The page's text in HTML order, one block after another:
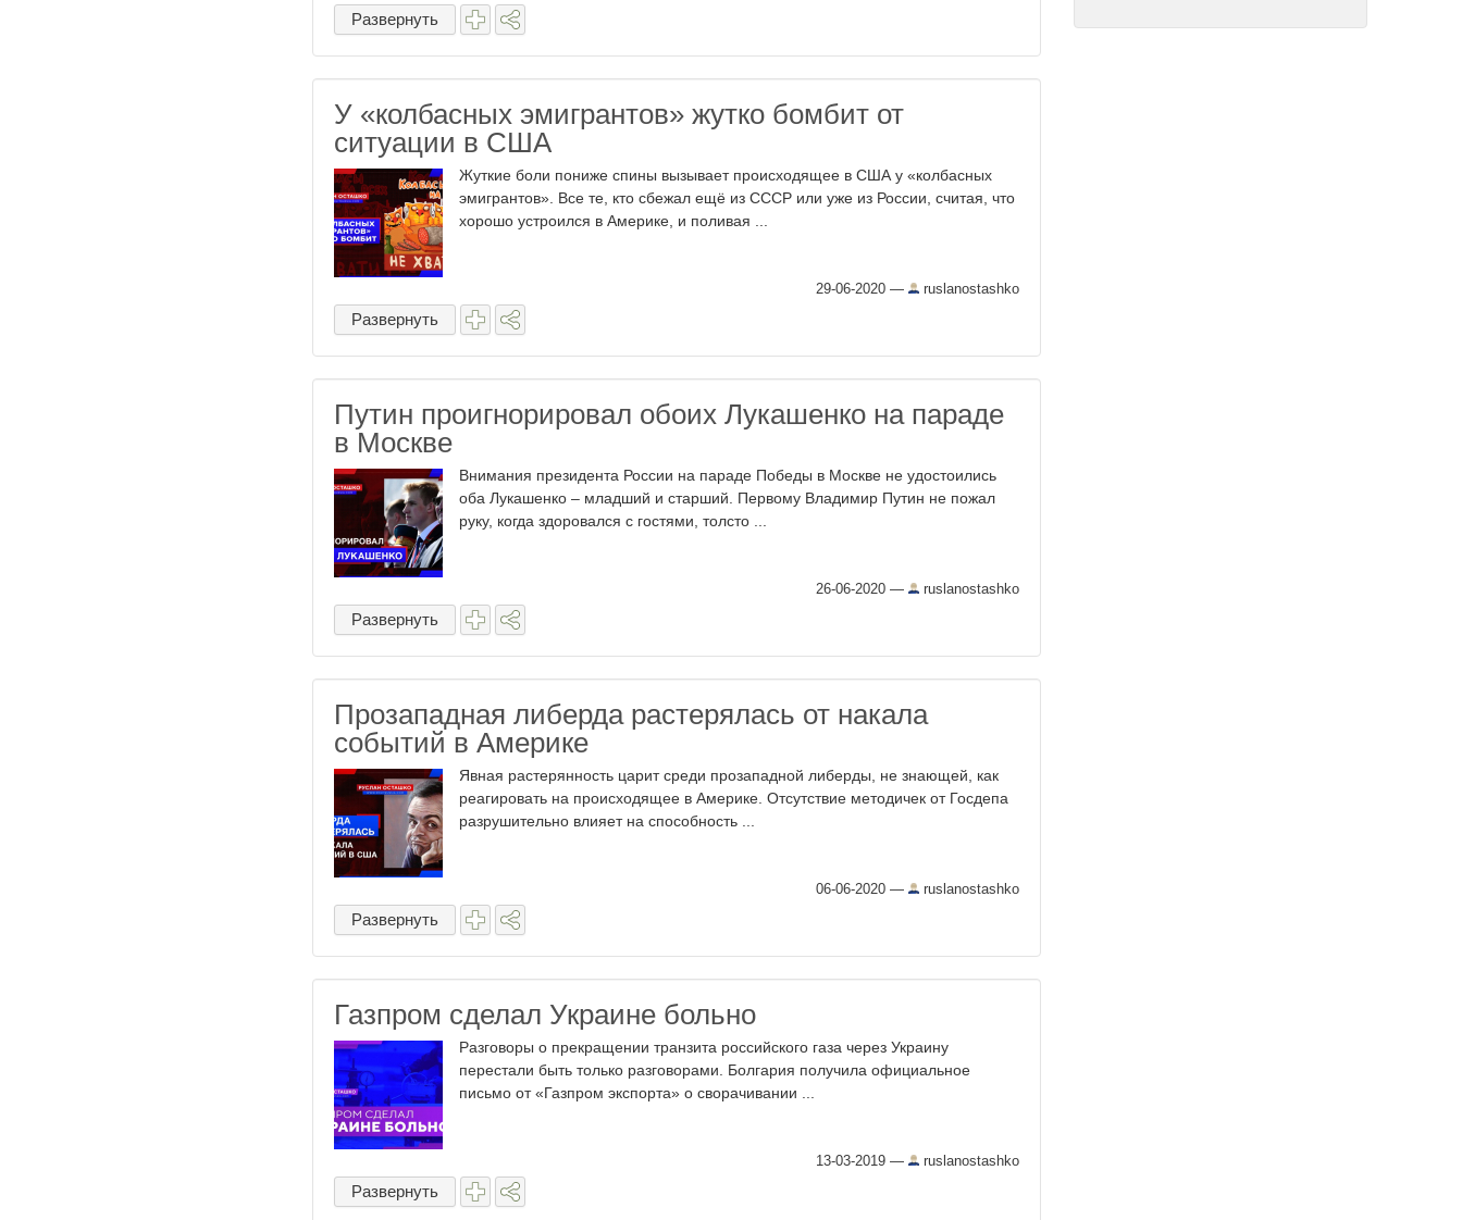
Развернуть
У «колбасных эмигрантов» жутко бомбит от
ситуации в США
Жуткие боли пониже спины вызывает происходящее в США у «колбасных
эмигрантов». Все те, кто сбежал ещё из СССР или уже из России, считая, что
хорошо устроился в Америке, и поливая ...
29-06-2020 — ruslanostashko
Развернуть
Путин проигнорировал обоих Лукашенко на параде
в Москве
Внимания президента России на параде Победы в Москве не удостоились
оба Лукашенко – младший и старший. Первому Владимир Путин не пожал
руку, когда здоровался с гостями, толсто ...
26-06-2020 — ruslanostashko
Развернуть
Прозападная либерда растерялась от накала
событий в Америке
Явная растерянность царит среди прозападной либерды, не знающей, как
реагировать на происходящее в Америке. Отсутствие методичек от Госдепа
разрушительно влияет на способность ...
06-06-2020 — ruslanostashko
Развернуть
Газпром сделал Украине больно
Разговоры о прекращении транзита российского газа через Украину
перестали быть только разговорами. Болгария получила официальное
письмо от «Газпром экспорта» о сворачивании ...
13-03-2019 — ruslanostashko
Развернуть